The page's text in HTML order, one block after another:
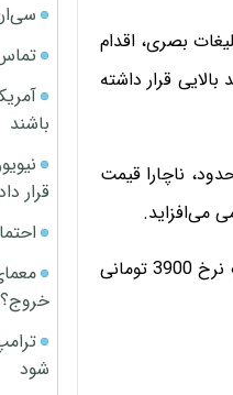
بصری، اقدام
قرار داشته
ناچارا قیمت
می‌افزاید.
حال اگر معیار را قیمت پایه در نظر گرفته شده برای آیفون‌های جدید در نظر بگیریم و با احتساب نرخ 3900 تومانی
باشند
قرار
خروج؟
شود